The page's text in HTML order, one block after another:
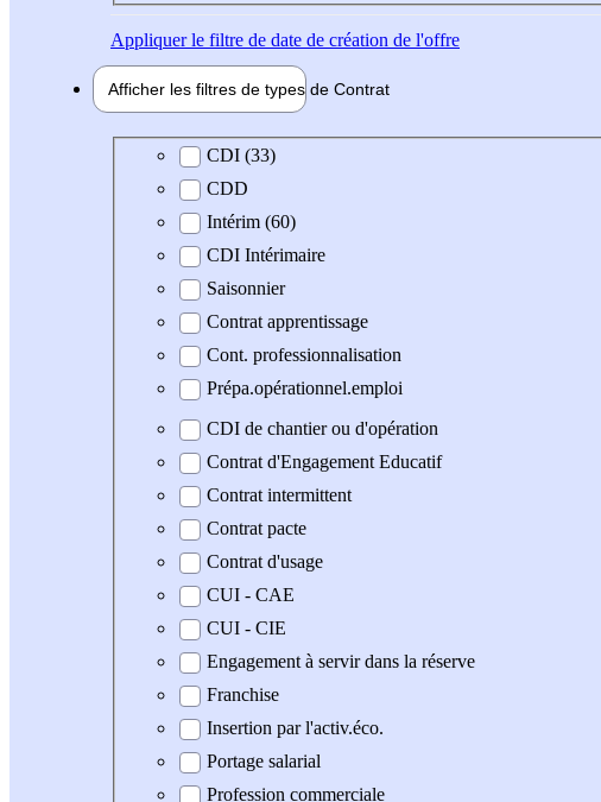
Appliquerle filtre de date de création de l'offre
Afficher les filtres de types de Contrat
Type de contratCDI (33)
CDD
Intérim (60)
CDI Intérimaire
Saisonnier
Contrat apprentissage
Cont. professionnalisation
Prépa.opérationnel.emploi
CDI de chantier ou d'opération
Contrat d'Engagement Educatif
Contrat intermittent
Contrat pacte
Contrat d'usage
CUI - CAE
CUI - CIE
Engagement à servir dans la réserve
Franchise
Insertion par l'activ.éco.
Portage salarial
Profession commerciale